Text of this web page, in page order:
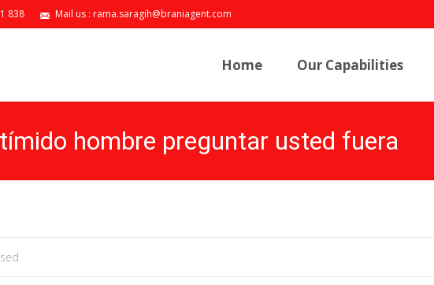
838 Mail us : rama.saragih@braniagent.com
Home Our Capabilities
hombre preguntar usted fuera